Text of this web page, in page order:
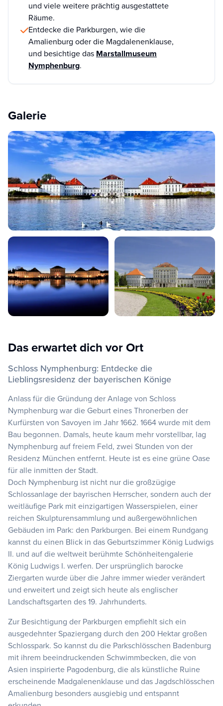
und viele weitere prächtig ausgestattete
Räume.
Entdecke die Parkburgen, wie die
Amalienburg oder die Magdalenenklause,
und besichtige das Marstallmuseum
Nymphenburg.
Galerie
Das erwartet dich vor Ort
Schloss Nymphenburg: Entdecke die
Lieblingsresidenz der bayerischen Könige
Anlass für die Gründung der Anlage von Schloss
Nymphenburg war die Geburt eines Thronerben der
Kurfürsten von Savoyen im Jahr 1662. 1664 wurde mit dem
Bau begonnen. Damals, heute kaum mehr vorstellbar, lag
Nymphenburg auf freiem Feld, zwei Stunden von der
Residenz München entfernt. Heute ist es eine grüne Oase
für alle inmitten der Stadt.
Doch Nymphenburg ist nicht nur die großzügige
Schlossanlage der bayrischen Herrscher, sondern auch der
weitläufige Park mit einzigartigen Wasserspielen, einer
reichen Skulpturensammlung und außergewöhnlichen
Gebäuden im Park: den Parkburgen. Bei einem Rundgang
kannst du einen Blick in das Geburtszimmer König Ludwigs
II. und auf die weltweit berühmte Schönheitengalerie
König Ludwigs I. werfen. Der ursprünglich barocke
Ziergarten wurde über die Jahre immer wieder verändert
und erweitert und zeigt sich heute als englischer
Landschaftsgarten des 19. Jahrhunderts.
Zur Besichtigung der Parkburgen empfiehlt sich ein
ausgedehnter Spaziergang durch den 200 Hektar großen
Schlosspark. So kannst du die Parkschlösschen Badenburg
mit ihrem beeindruckenden Schwimmbecken, die von
Asien inspirierte Pagodenburg, die als künstliche Ruine
erscheinende Madgalenenklause und das Jagdschlösschen
Amalienburg besonders ausgiebig und entspannt